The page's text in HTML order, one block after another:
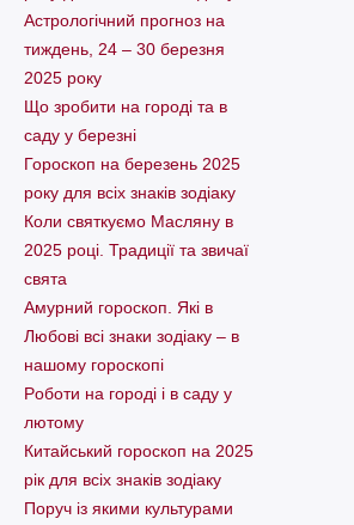
Астрологічний прогноз на
тиждень, 24 – 30 березня
2025 року
Що зробити на городі та в
саду у березні
Гороскоп на березень 2025
року для всіх знаків зодіаку
Коли святкуємо Масляну в
2025 році. Традиції та звичаї
свята
Амурний гороскоп. Які в
Любові всі знаки зодіаку – в
нашому гороскопі
Pоботи на городі і в саду у
лютому
Китайський гороскоп на 2025
рік для всіх знаків зодіаку
Поруч із якими культурами